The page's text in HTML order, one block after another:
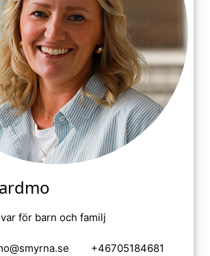
för barn och familj
+46705184681